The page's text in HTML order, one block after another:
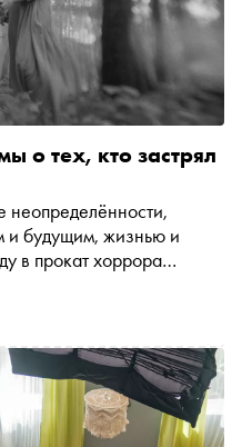
о тех, кто застрял
и будущим, жизнью и
в прокат хоррора
Ксения Балюк